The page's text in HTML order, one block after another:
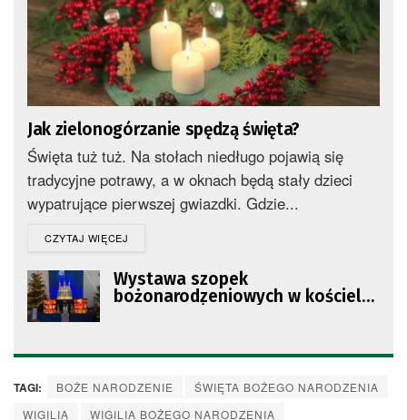
Jak zielonogórzanie spędzą święta?
Święta tuż tuż. Na stołach niedługo pojawią się
tradycyjne potrawy, a w oknach będą stały dzieci
wypatrujące pierwszej gwiazdki. Gdzie...
CZYTAJ WIĘCEJ
Wystawa szopek
bożonarodzeniowych w kościele
TAGI: BOŻE NARODZENIE
ŚWIĘTA BOŻEGO NARODZENIA
WIGILIA
WIGILIA BOŻEGO NARODZENIA